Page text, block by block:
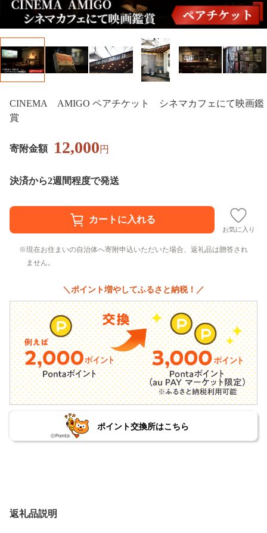
CINEMA AMIGO ペアチケット シネマカフェにて映画鑑
賞
寄附金額 12,000円
決済から2週間程度で発送
お気に入り
現在お住まいの自治体へ寄附申込いただいた場合、返礼品は贈答され
ません。
＼ポイント増やしてふるさと納税！／
ポイント交換所はこちら
返礼品説明